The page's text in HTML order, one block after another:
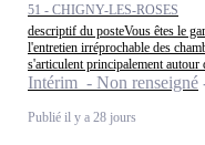
51 - CHIGNY-LES-ROSES
descriptif du posteVous êtes le
l'entretien irréprochable des
s'articulent principalement autour
Intérim - Non renseigné
Publié il y a 28 jours